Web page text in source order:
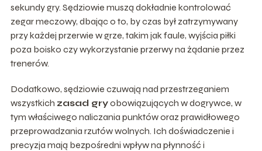
sekundy gry. Sędziowie muszą dokładnie kontrolować
zegar meczowy, dbając o to, by czas był zatrzymywany
przy każdej przerwie w grze, takim jak faule, wyjścia piłki
poza boisko czy wykorzystanie przerwy na żądanie przez
trenerów.
Dodatkowo, sędziowie czuwają nad przestrzeganiem
wszystkich zasad gryobowiązujących w dogrywce, w
tym właściwego naliczania punktów oraz prawidłowego
przeprowadzania rzutów wolnych. Ich doświadczenie i
precyzja mają bezpośredni wpływ na płynność i